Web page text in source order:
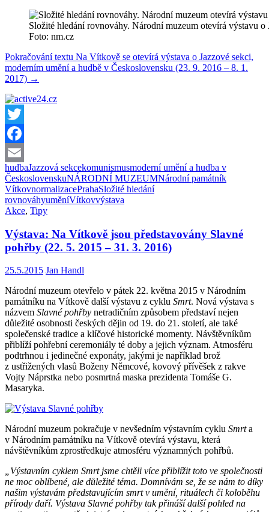
Složité hledání rovnováhy. Národní muzeum otevírá výstavu
Foto: nm.cz
Pokračování textu Na Vítkově se otevírá výstava o Jazzové sekci,
moderním umění a hudbě v Československu (23. 9. 2016 – 8. 1.
2017) →
Twitter
Facebook
Email
hudbaJazzová sekcekomunismusmoderní umění a hudba v
ČeskoslovenskuNÁRODNÍ MUZEUMNárodní památník
VítkovnormalizacePrahaSložité hledání
rovnováhyuměníVítkovvýstava
Akce, Tipy
Výstava: Na Vítkově jsou představovány Slavné
pohřby (22. 5. 2015 – 31. 3. 2016)
25.5.2015 Jan Handl
Národní muzeum otevřelo v pátek 22. května 2015 v Národním
památníku na Vítkově další výstavu z cyklu Smrt. Nová výstava s
názvem Slavné pohřby netradičním způsobem představí nejen
důležité osobnosti českých dějin od 19. do 21. století, ale také
společenské tradice a klíčové historické momenty. Návštěvníkům
přiblíží pohřební ceremoniály té doby a jejich význam. Atmosféru
podtrhnou i jedinečné exponáty, jakými je například brož
z ustřižených vlasů Boženy Němcové, kovový přívěšek z rakve
Vojty Náprstka nebo posmrtná maska prezidenta Tomáše G.
Masaryka.
Národní muzeum pokračuje v nevšedním výstavním cyklu Smrta
v Národním památníku na Vítkově otevírá výstavu, která
návštěvníkům zprostředkuje atmosféru významných pohřbů.
„Výstavním cyklem Smrt jsme chtěli více přiblížit toto ve společnosti
ne moc oblíbené, ale důležité téma. Domnívám se, že se nám to díky
našim výstavám představujícím smrt v umění, rituálech či koloběhu
přírody daří. Výstava Slavné pohřby tak přináší další pohled na